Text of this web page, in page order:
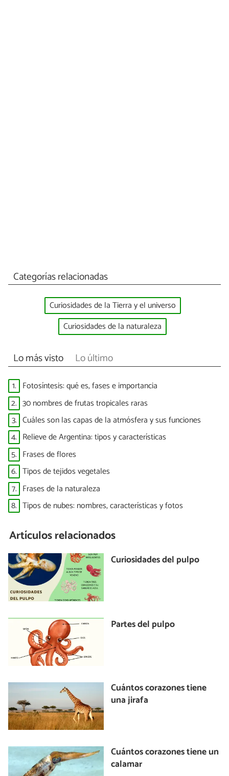
Categorías relacionadas
Curiosidades de la Tierra y el universo
Curiosidades de la naturaleza
Lo más visto Lo último
1. Fotosíntesis: qué es, fases e importancia
2. 30 nombres de frutas tropicales raras
3. Cuáles son las capas de la atmósfera y sus funciones
4. Relieve de Argentina: tipos y características
5. Frases de flores
6. Tipos de tejidos vegetales
7. Frases de la naturaleza
8. Tipos de nubes: nombres, características y fotos
Artículos relacionados
Curiosidades del pulpo
Partes del pulpo
Cuántos corazones tiene
una jirafa
Cuántos corazones tiene un
calamar